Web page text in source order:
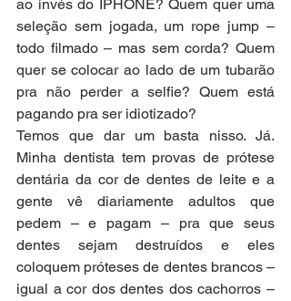
ao invés do IPHONE? Quem quer uma
seleção sem jogada, um rope jump –
todo filmado – mas sem corda? Quem
quer se colocar ao lado de um tubarão
pra não perder a selfie? Quem está
pagando pra ser idiotizado?
Temos que dar um basta nisso. Já.
Minha dentista tem provas de prótese
dentária da cor de dentes de leite e a
gente vê diariamente adultos que
pedem – e pagam – pra que seus
dentes sejam destruídos e eles
coloquem próteses de dentes brancos –
igual a cor dos dentes dos cachorros –